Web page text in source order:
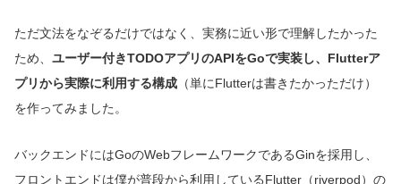
ただ文法をなぞるだけではなく、実務に近い形で理解したかった
ため、 ユーザー付きTODOアプリのAPIをGoで実装し、Flutterア
プリから実際に利用する構成 （単にFlutterは書きたかっただけ）
を作ってみました。
バックエンドにはGoのWebフレームワークであるGinを採用し、
フロントエンドは僕が普段から利用しているFlutter（riverpod）の